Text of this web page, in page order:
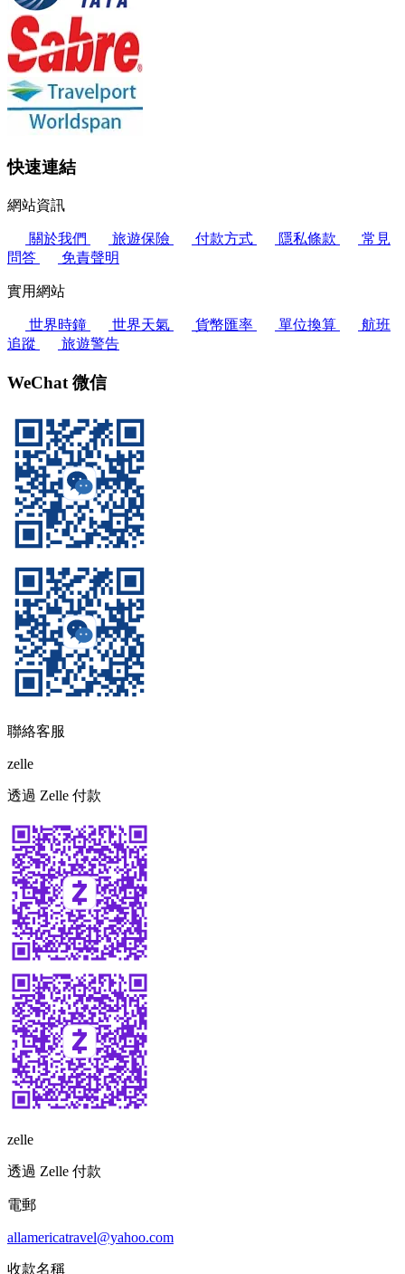
快速連結
網站資訊
關於我們 旅遊保險 付款方式 隱私條款
常見
問答
免責聲明
實用網站
世界時鐘 世界天氣 貨幣匯率 單位換算
航班
追蹤
旅遊警告
WeChat 微信
聯絡客服
zelle
透過 Zelle 付款
zelle
透過 Zelle 付款
電郵
allamericatravel@yahoo.com
收款名稱